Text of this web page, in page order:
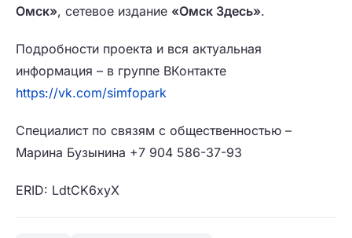
Омск», сетевое издание «Омск Здесь».
Подробности проекта и вся актуальная
информация – в группе ВКонтакте
https://vk.com/simfopark
Специалист по связям с общественностью –
Марина Бузынина +7 904 586-37-93
ERID: LdtCK6xyX